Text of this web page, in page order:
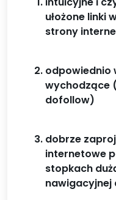
ułożone linki
strony
odpowiednio
wychodzące
dofollow)
dobrze
internetowe
stopkach
nawigacyjnej